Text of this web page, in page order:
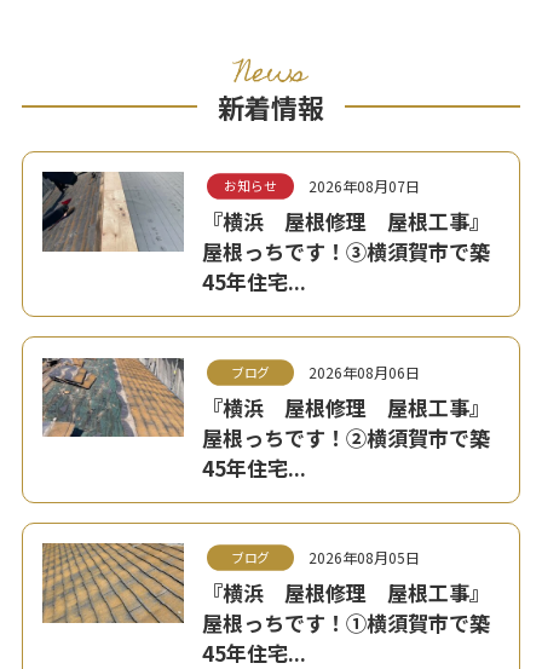
News
新着情報
お知らせ 2026年08月07日
『横浜 屋根修理 屋根工事』
屋根っちです！③横須賀市で築
45年住宅...
ブログ 2026年08月06日
『横浜 屋根修理 屋根工事』
屋根っちです！②横須賀市で築
45年住宅...
ブログ 2026年08月05日
『横浜 屋根修理 屋根工事』
屋根っちです！①横須賀市で築
45年住宅...